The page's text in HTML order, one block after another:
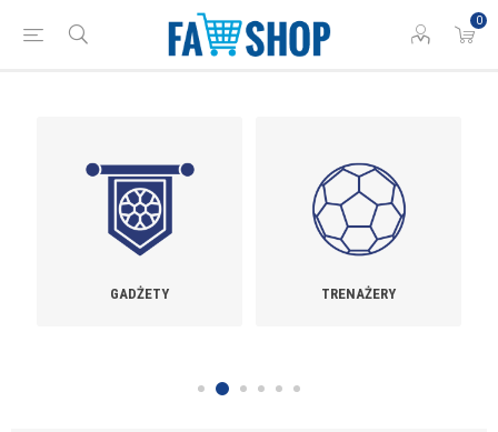
0
GADŻETY TRENAŻERY